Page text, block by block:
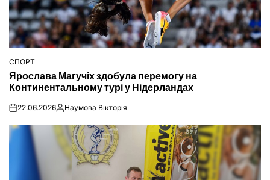
ОПУБЛІКУВАТИ
У
СПОРТ
Ярослава Магучіх здобула перемогу на
Континентальному турі у Нідерландах
on22.06.2026Опубліковано
Наумова Вікторія